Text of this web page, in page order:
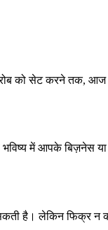
को सेट करने तक,
में आपके बिज़नेस
है। लेकिन फिक्र